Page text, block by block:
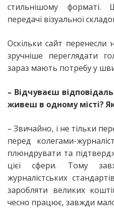
стильнішому
передачі візуальної
Оскільки сайт
зручніше переглядати
зараз мають потребу у
– Відчуваєш
живеш в одному місті?
– Звичайно, і не тільки
перед колегами-
плюндрувати та
цієї сфери. Тому
журналістських
заробляти великих
чесно працює, завжди